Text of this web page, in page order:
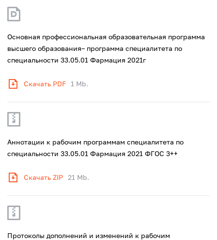
Основная профессиональная образовательная программа
высшего образования– программа специалитета по
специальности 33.05.01 Фармация 2021г
Скачать PDF 1 Mb.
Аннотации к рабочим программам специалитета по
специальности 33.05.01 Фармация 2021 ФГОС 3++
Скачать ZIP 21 Mb.
Протоколы дополнений и изменений к рабочим